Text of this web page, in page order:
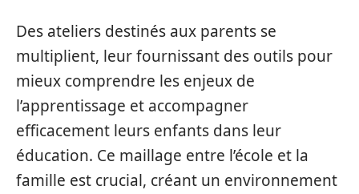
Des ateliers destinés aux parents se
multiplient, leur fournissant des outils pour
mieux comprendre les enjeux de
l’apprentissage et accompagner
efficacement leurs enfants dans leur
éducation. Ce maillage entre l’école et la
famille est crucial, créant un environnement